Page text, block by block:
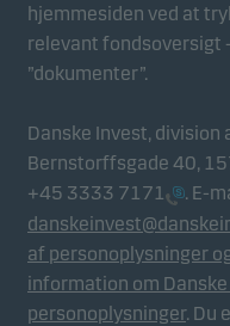
hjemmesiden ved at
relevant fondsoversigt
”dokumenter”.
Danske Invest, division
Bernstorffsgade 40,
+45 3333 7171
. E-
af personoplysninger
information om
personoplysninger. Du
(din enhed) og
det mest relevante